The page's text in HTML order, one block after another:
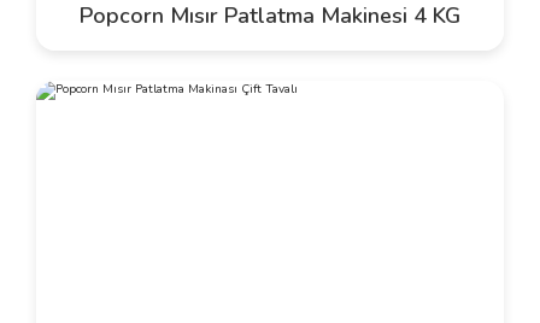
Popcorn Mısır Patlatma Makinesi 4 KG